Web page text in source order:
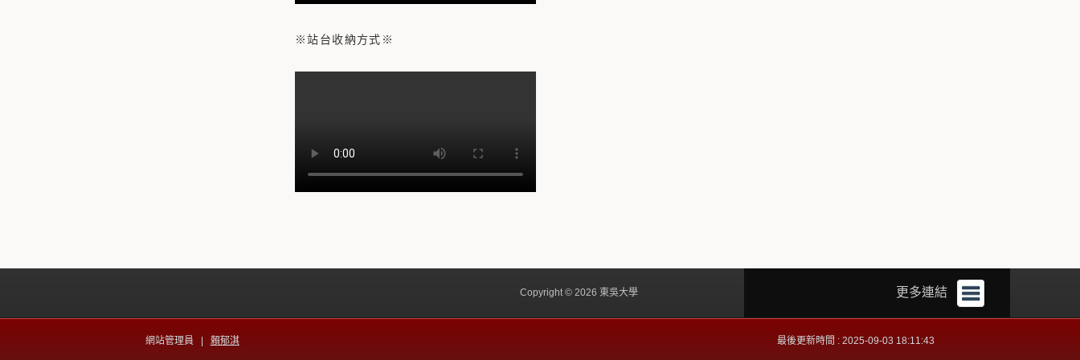
※站台收納方式※
更多連結
Copyright © 2026 東吳大學
網站管理員 | 賴郁淇 最後更新時間 : 2025-09-03 18:11:43